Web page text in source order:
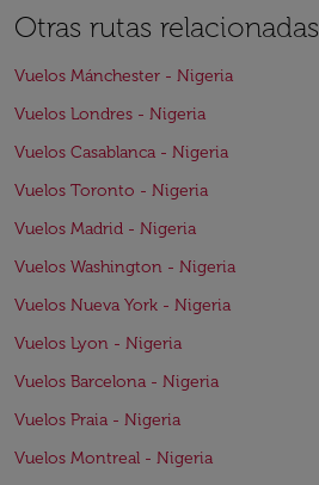
Otras rutas relacionadas
Vuelos Mánchester - Nigeria
Vuelos Londres - Nigeria
Vuelos Casablanca - Nigeria
Vuelos Toronto - Nigeria
Vuelos Madrid - Nigeria
Vuelos Washington - Nigeria
Vuelos Nueva York - Nigeria
Vuelos Lyon - Nigeria
Vuelos Barcelona - Nigeria
Vuelos Praia - Nigeria
Vuelos Montreal - Nigeria